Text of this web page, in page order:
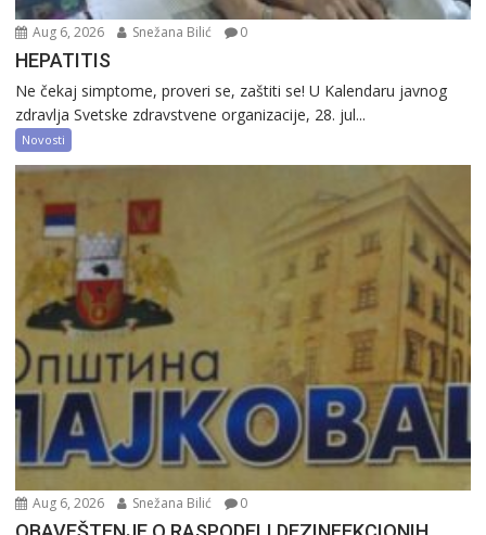
Aug 6, 2026 Snežana Bilić 0
HEPATITIS
Ne čekaj simptome, proveri se, zaštiti se! U Kalendaru javnog
zdravlja Svetske zdravstvene organizacije, 28. jul...
Novosti
Aug 6, 2026 Snežana Bilić 0